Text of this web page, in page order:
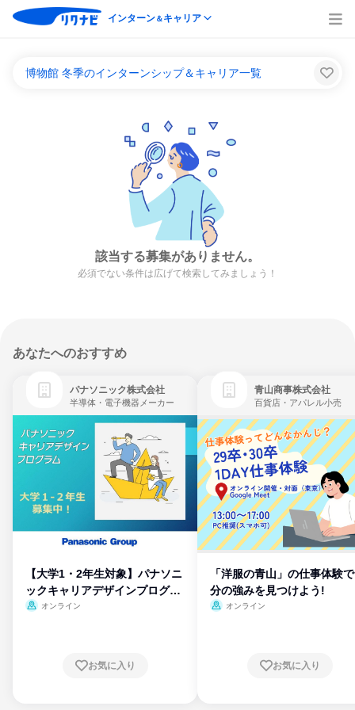
インターン＆キャリア
博物館 冬季のインターンシップ＆キャリア一覧
該当する募集がありません。
必須でない条件は広げて検索してみましょう！
あなたへのおすすめ
パナソニック株式会社
半導体・電子機器メーカー
【大学1・2年生対象】パナソニ
ックキャリアデザインプログラ
ム
オンライン
お気に入り
青山商事株式会社
百貨店・アパレル小売
「洋服の青山」の仕事体験
分の強みを見つけよう!
オンライン
お気に入り